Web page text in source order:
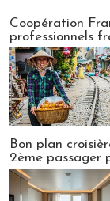
Coopération
professionnels
Bon plan
2ème passager